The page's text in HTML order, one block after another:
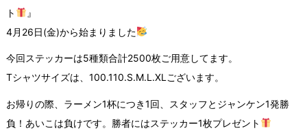
ト
』
4月26日(金)から始まりました
今回ステッカーは5種類合計2500枚ご用意してます。
Tシャツサイズは、100.110.S.M.L.XLございます。
お帰りの際、ラーメン1杯につき1回、スタッフとジャンケン1発勝
負！あいこは負けです。勝者にはステッカー1枚プレゼント